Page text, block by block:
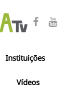
Instituições
Vídeos